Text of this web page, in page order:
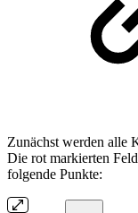
Zunächst werden alle
Die rot markierten
folgende Punkte: